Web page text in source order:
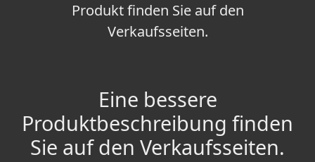
Produkt finden Sie auf den
Verkaufsseiten.
Eine bessere
Produktbeschreibung finden
Sie auf den Verkaufsseiten.